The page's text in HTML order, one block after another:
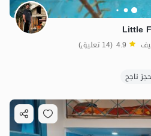
4.9 (14 تعليق)